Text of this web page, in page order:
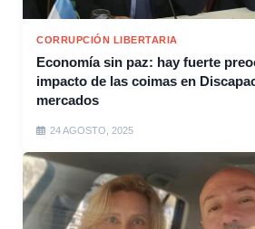
CORRUPCIÓN LIBERTARIA
Economía sin paz: hay fuerte
impacto de las coimas en
mercados
24 AGOSTO, 2025